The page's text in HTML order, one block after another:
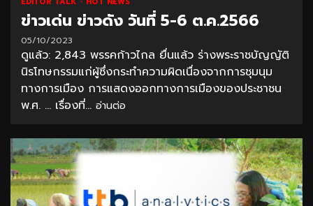
ข่าวเด่น ข่าวดัง วันที่ 5-6 ต.ค.2566
05/10/2023
ดูแล้ว: 2,843 พรรคก้าวไกล ยื่นแล้ว ร่างพระราชบัญญัติ
นิรโทษกรรมแก่ผู้ซึ่งกระทำความผิดเนื่องจากการชุมนุม
ทางการเมือง การแสดงออกทางการเมืองของประชาชน
พ.ศ. … เรื่องที่... อ่านต่อ